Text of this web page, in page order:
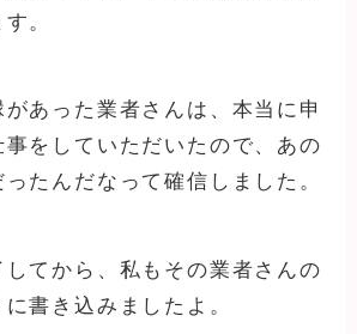
。
あった業者さんは、本当に申
事をしていただいたので、あの
たんだなって確信しました。
してから、私もその業者さんの
書き込みましたよ。